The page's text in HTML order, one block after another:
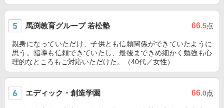
馬渕教育グループ 若松塾 66.5点
親身になっていただけ、子供とも信頼関係ができていたように
思う。指導も信頼できていたし、最後まできめ細かく勉強も心
理的なところもご対応いただけた。（40代／女性）
エディック・創造学園 66.0点